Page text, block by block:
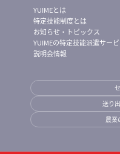
YUIMEとは
特定技能制度とは
お知らせ・トピックス
YUIMEの特定技能派遣サー
説明会情報
送り
農業